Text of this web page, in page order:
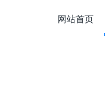
网站首页